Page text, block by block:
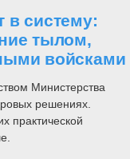
в систему:
тылом,
войсками
Министерства
решениях.
практической